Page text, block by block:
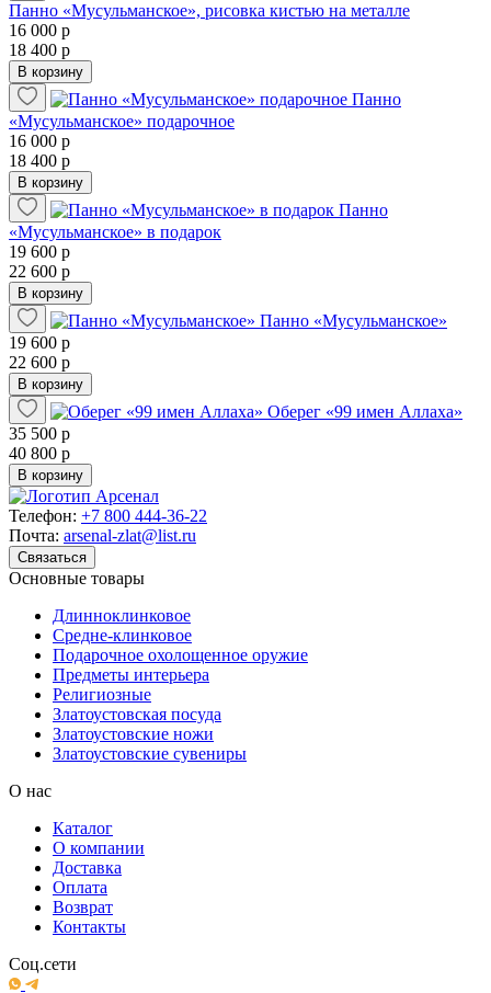
Панно «Мусульманское», рисовка кистью на металле
16 000 р
18 400 р
В корзину
Панно
«Мусульманское» подарочное
16 000 р
18 400 р
В корзину
Панно
«Мусульманское» в подарок
19 600 р
22 600 р
В корзину
Панно «Мусульманское»
19 600 р
22 600 р
В корзину
Оберег «99 имен Аллаха»
35 500 р
40 800 р
В корзину
Телефон: +7 800 444-36-22
Почта: arsenal-zlat@list.ru
Связаться
Основные товары
Длинноклинковое
Средне-клинковое
Подарочное охолощенное оружие
Предметы интерьера
Религиозные
Златоустовская посуда
Златоустовские ножи
Златоустовские сувениры
О нас
Каталог
О компании
Доставка
Оплата
Возврат
Контакты
Соц.сети